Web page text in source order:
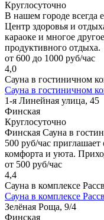
Круглосуточно
В нашем городе всегда
Центр здоровья и
караоке и многое
продуктивного отдыха.
от 600 до 1000 руб/час
4,0
Сауна в гостиничном
Сауна в гостиничном
1-я Линейная улица, 45
Финская
Круглосуточно
Финская Сауна в
500 руб/час приглашает
комфорта и уюта.
от 500 руб/час
4,4
Сауна в комплексе
Сауна в комплексе
Зелёная Роща, 9/4
Финская